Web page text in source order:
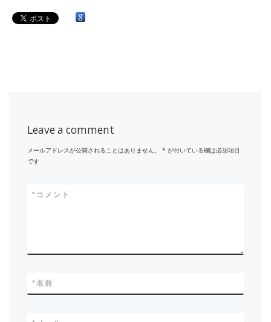
Leave a comment
メールアドレスが公開されることはありません。 * が付いている欄は必須項目
です
コメント
*
名前
*